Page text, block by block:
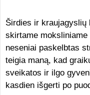
Širdies ir kraujagyslių
skirtame moksliniame
neseniai paskelbtas
teigia maną, kad
sveikatos ir ilgo
kasdien išgerti po